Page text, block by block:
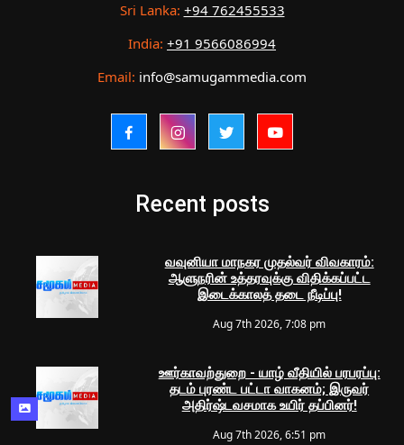
Sri Lanka: +94 762455533
India: +91 9566086994
Email: info@samugammedia.com
Recent posts
வவுனியா மாநகர முதல்வர் விவகாரம்:
ஆளுநரின் உத்தரவுக்கு விதிக்கப்பட்ட
இடைக்காலத் தடை நீடிப்பு!
Aug 7th 2026, 7:08 pm
ஊர்காவற்துறை - யாழ் வீதியில் பரபரப்பு:
தடம் புரண்ட பட்டா வாகனம்; இருவர்
அதிர்ஷ்டவசமாக உயிர் தப்பினர்!
Aug 7th 2026, 6:51 pm